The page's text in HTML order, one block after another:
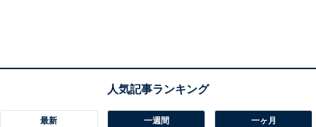
最新 一週間 一ヶ月